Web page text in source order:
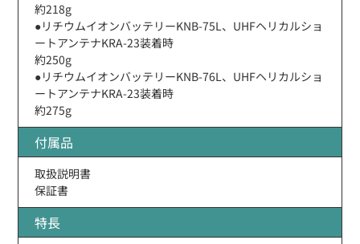
約218g
●リチウムイオンバッテリーKNB-75L、UHFヘリカルショ
ートアンテナKRA-23装着時
約250g
●リチウムイオンバッテリーKNB-76L、UHFヘリカルショ
ートアンテナKRA-23装着時
約275g
付属品
取扱説明書
保証書
特長